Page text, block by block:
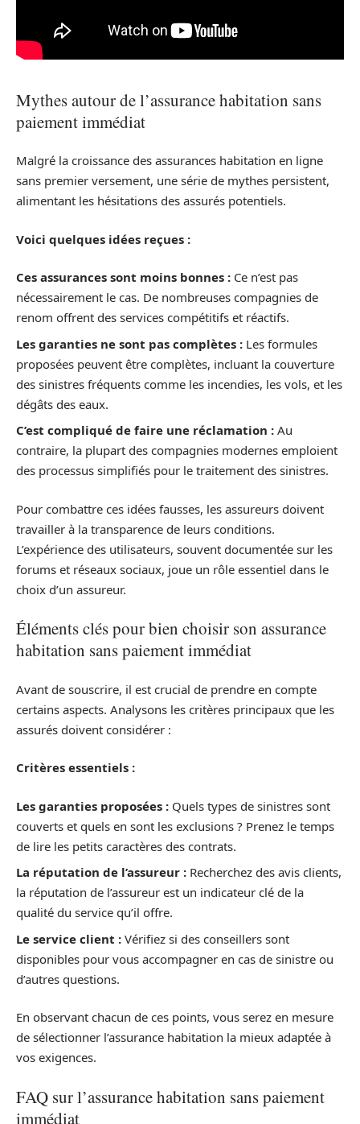
Mythes autour de l’assurance habitation sans
paiement immédiat
Malgré la croissance des assurances habitation en ligne
sans premier versement, une série de mythes persistent,
alimentant les hésitations des assurés potentiels.
Voici quelques idées reçues :
Ces assurances sont moins bonnes : Ce n’est pas
nécessairement le cas. De nombreuses compagnies de
renom offrent des services compétitifs et réactifs.
Les garanties ne sont pas complètes : Les formules
proposées peuvent être complètes, incluant la couverture
des sinistres fréquents comme les incendies, les vols, et les
dégâts des eaux.
C’est compliqué de faire une réclamation : Au
contraire, la plupart des compagnies modernes emploient
des processus simplifiés pour le traitement des sinistres.
Pour combattre ces idées fausses, les assureurs doivent
travailler à la transparence de leurs conditions.
L’expérience des utilisateurs, souvent documentée sur les
forums et réseaux sociaux, joue un rôle essentiel dans le
choix d’un assureur.
Éléments clés pour bien choisir son assurance
habitation sans paiement immédiat
Avant de souscrire, il est crucial de prendre en compte
certains aspects. Analysons les critères principaux que les
assurés doivent considérer :
Critères essentiels :
Les garanties proposées : Quels types de sinistres sont
couverts et quels en sont les exclusions ? Prenez le temps
de lire les petits caractères des contrats.
La réputation de l’assureur : Recherchez des avis clients,
la réputation de l’assureur est un indicateur clé de la
qualité du service qu’il offre.
Le service client : Vérifiez si des conseillers sont
disponibles pour vous accompagner en cas de sinistre ou
d’autres questions.
En observant chacun de ces points, vous serez en mesure
de sélectionner l’assurance habitation la mieux adaptée à
vos exigences.
FAQ sur l’assurance habitation sans paiement
immédiat